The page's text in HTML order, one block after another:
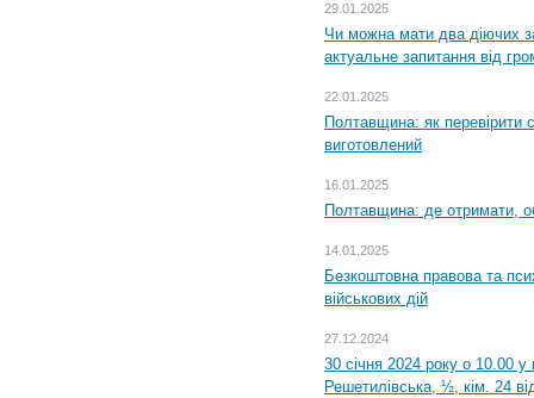
29.01.2025
Чи можна мати два діючих
актуальне запитання від
22.01.2025
Полтавщина: як перевірити
виготовлений
16.01.2025
Полтавщина: де отримати,
14.01.2025
Безкоштовна правова та
військових дій
27.12.2024
30 січня 2024 року о 10.00 у
Решетилівська, ½, кім. 24